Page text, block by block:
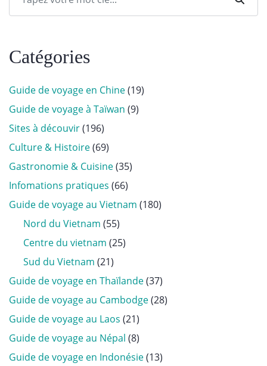
Catégories
Guide de voyage en Chine(19)
Guide de voyage à Taïwan (9)
Sites à découvir(196)
Culture & Histoire(69)
Gastronomie & Cuisine(35)
Infomations pratiques (66)
Guide de voyage au Vietnam (180)
Nord du Vietnam (55)
Centre du vietnam (25)
Sud du Vietnam (21)
Guide de voyage en Thaïlande(37)
Guide de voyage au Cambodge(28)
Guide de voyage au Laos (21)
Guide de voyage au Népal (8)
Guide de voyage en Indonésie(13)